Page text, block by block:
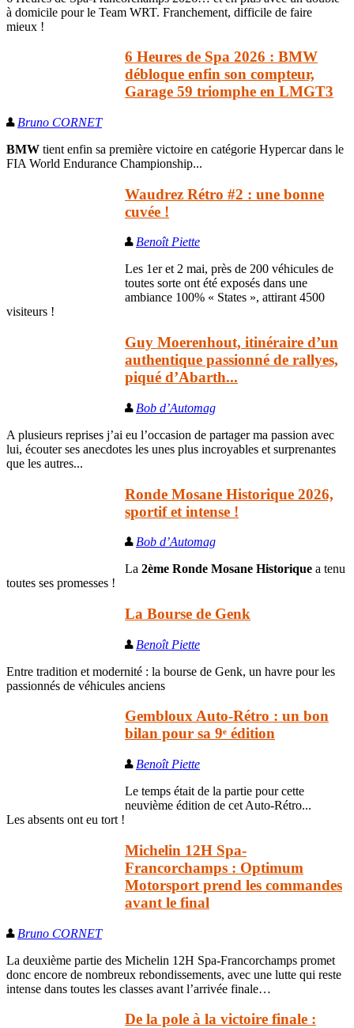
à domicile pour le Team WRT. Franchement, difficile de faire
mieux !
6 Heures de Spa 2026 : BMW
débloque enfin son compteur,
Garage 59 triomphe en LMGT3
Bruno CORNET
BMW tient enfin sa première victoire en catégorie Hypercar dans le
FIA World Endurance Championship...
Waudrez Rétro #2 : une bonne
cuvée !
Benoît Piette
Les 1er et 2 mai, près de 200 véhicules de
toutes sorte ont été exposés dans une
ambiance 100% « States », attirant 4500
visiteurs !
Guy Moerenhout, itinéraire d’un
authentique passionné de rallyes,
piqué d’Abarth...
Bob d’Automag
A plusieurs reprises j’ai eu l’occasion de partager ma passion avec
lui, écouter ses anecdotes les unes plus incroyables et surprenantes
que les autres...
Ronde Mosane Historique 2026,
sportif et intense !
Bob d’Automag
La 2ème Ronde Mosane Historique a tenu
toutes ses promesses !
La Bourse de Genk
Benoît Piette
Entre tradition et modernité : la bourse de Genk, un havre pour les
passionnés de véhicules anciens
Gembloux Auto-Rétro : un bon
bilan pour sa 9ᵉ édition
Benoît Piette
Le temps était de la partie pour cette
neuvième édition de cet Auto-Rétro...
Les absents ont eu tort !
Michelin 12H Spa-
Francorchamps : Optimum
Motorsport prend les commandes
avant le final
Bruno CORNET
La deuxième partie des Michelin 12H Spa-Francorchamps promet
donc encore de nombreux rebondissements, avec une lutte qui reste
intense dans toutes les classes avant l’arrivée finale…
De la pole à la victoire finale :